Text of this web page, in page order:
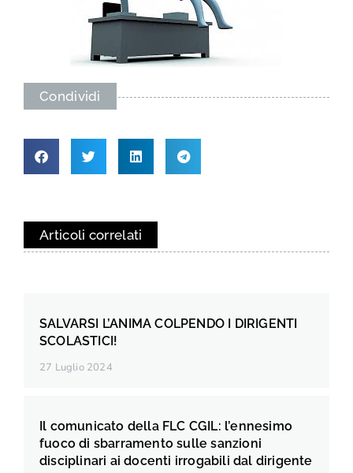
Condividi
Articoli correlati
SALVARSI L’ANIMA COLPENDO I DIRIGENTI
SCOLASTICI!
27 Luglio 2024
Il comunicato della FLC CGIL: l’ennesimo
fuoco di sbarramento sulle sanzioni
disciplinari ai docenti irrogabili dal dirigente